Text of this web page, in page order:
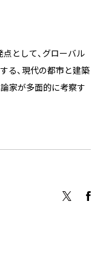
点として、グローバル
る、現代の都市と建築
家が多面的に考察す